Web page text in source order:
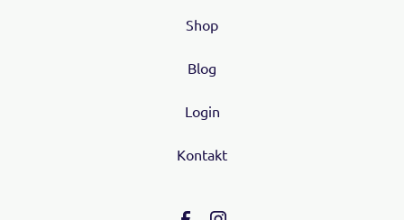
Shop
Blog
Login
Kontakt